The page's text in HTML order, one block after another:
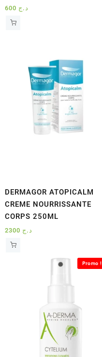
د.ج
DERMAGOR ATOPICALM
CREME NOURRISSANTE
CORPS 250ML
د.ج
Promo !